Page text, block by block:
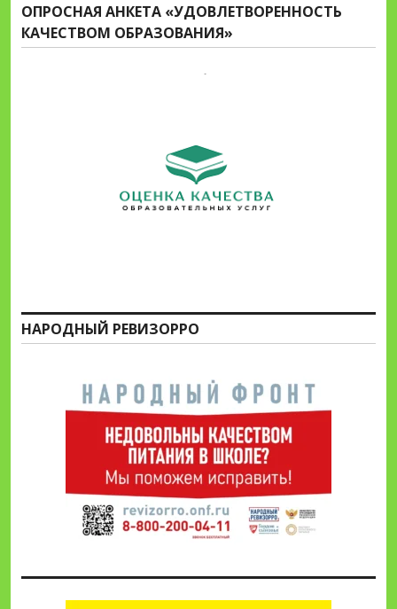
ОПРОСНАЯ АНКЕТА «УДОВЛЕТВОРЕННОСТЬ
КАЧЕСТВОМ ОБРАЗОВАНИЯ»
НАРОДНЫЙ РЕВИЗОРРО